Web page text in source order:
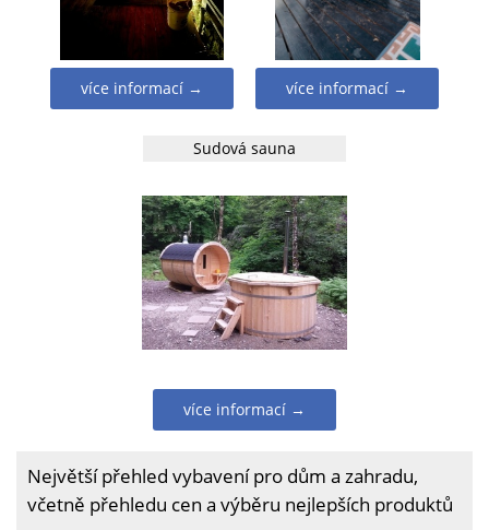
více informací → více informací →
Sudová sauna
více informací →
Největší přehled vybavení pro dům a zahradu,
včetně přehledu cen a výběru nejlepších produktů